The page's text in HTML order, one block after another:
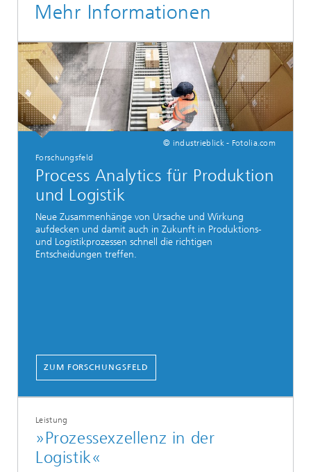
Mehr Informationen
© industrieblick - Fotolia.com
Forschungsfeld
Process Analytics für Produktion
und Logistik
Neue Zusammenhänge von Ursache und Wirkung
aufdecken und damit auch in Zukunft in Produktions-
und Logistikprozessen schnell die richtigen
Entscheidungen treffen.
ZUM FORSCHUNGSFELD
Leistung
»Prozessexzellenz in der
Logistik«